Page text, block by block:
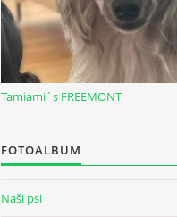
Tamiami´s FREEMONT
FOTOALBUM
Naši psi